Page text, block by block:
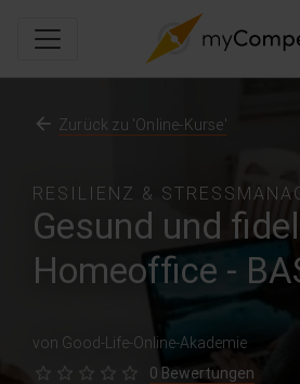
RESILIENZ &
Gesund und
Homeoffice -
von Good-Life-Online-Akademie
0 Bewertungen
Zurück zu 'Online-Kurse'